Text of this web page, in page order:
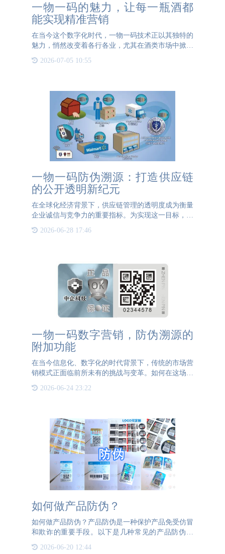
一物一码的魅力，让每一瓶酒都
能实现精准营销
在当今这个数字化时代，一物一码技术正以其独特的
魅力，悄然改变着各行各业，尤其在酒类市场中掀起
无二的二维码身份，不仅提升了产品的防伪追溯能
2026-07-05 10:55
一物一码防伪溯源：打造供应链
的公开透明新纪元
在全球化经济背景下，供应链管理的透明度成为衡量
企业诚信与竞争力的重要指标。为实现这一目标，一
物一码防伪溯源技术应运而生，它以科技的力量，为
每一件商品赋予独一无二的身份标识，让供应链从源
2026-06-28 17:46
一物一码数字营销，防伪溯源的
附加功能
在当今信息化、数字化的时代背景下，传统的市场营
销模式正面临前所未有的挑战与变革。如何在这场变
这一创新科技不仅为品牌提供了全新的数字营销手
2026-06-24 23:22
如何做产品防伪？
如何做产品防伪？产品防伪是一种保护产品免受仿冒
和欺诈的重要手段。以下是几种常见的产品防伪方
印刷技术，制作具有独特特征的产品标识，例如水
2026-06-20 12:44